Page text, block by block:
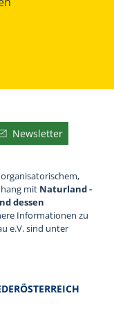
den Sie
Newsletter
mit Naturland -
dessen
Informationen zu
e.V. sind unter